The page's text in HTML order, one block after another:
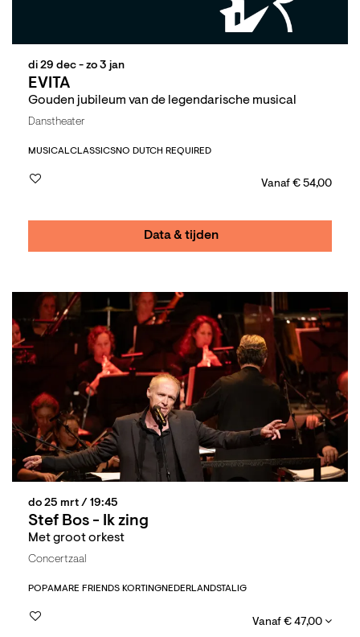
EVITA
Gouden jubileum van de legendarische musical
di 29 dec - zo 3 jan
Danstheater
MUSICALCLASSICSNO DUTCH REQUIRED
Vanaf € 54,00
Data & tijden
Stef Bos - Ik zing
Met groot orkest
do 25 mrt / 19:45
Concertzaal
POPAMARE FRIENDS KORTINGNEDERLANDSTALIG
Vanaf € 47,00